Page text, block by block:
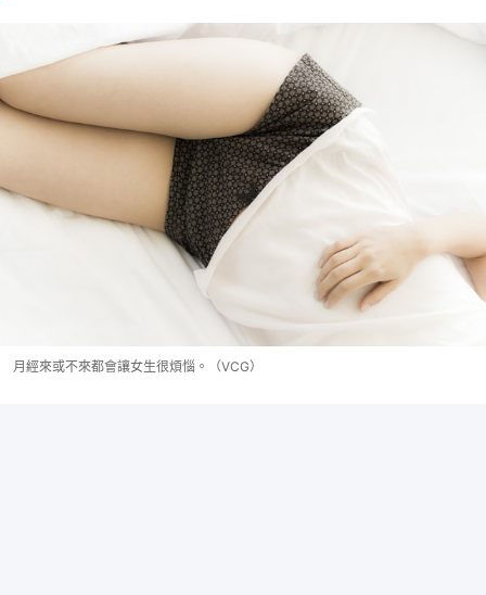
月經來或不來都會讓女生很煩惱。（VCG）